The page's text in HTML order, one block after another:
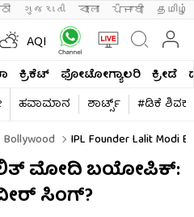
ગુજરાતી বাংলা ਪੰਜਾਬੀ தமிழ்
AQI
ಕ್ರಿಕೆಟ್​ ಫೋಟೋಗ್ಯಾಲರಿ ಕ್ರೀಡೆ
ಹವಾಮಾನ ಶಾರ್ಟ್ಸ್​
#ಡಿಕೆ
Bollywood IPL Founder Lalit Modi
ಮೋದಿ ಬಯೋಪಿಕ್:
ಸಿಂಗ್?